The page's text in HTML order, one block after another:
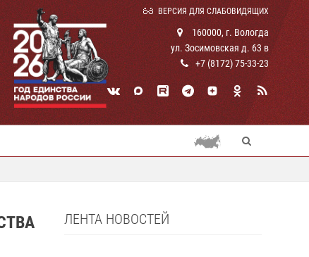
ВЕРСИЯ ДЛЯ СЛАБОВИДЯЩИХ
160000, г. Вологда
ул. Зосимовская д. 63 в
+7 (8172) 75-33-23
ЛЕНТА НОВОСТЕЙ